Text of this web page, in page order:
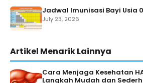
Jadwal Imunisasi Bayi Usia
July 23, 2026
Artikel Menarik Lainnya
Cara Menjaga Kesehatan
Langkah Mudah dan